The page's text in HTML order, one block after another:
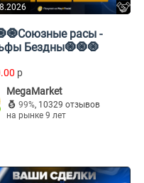
расы -
Бездны🧿🧿🧿
p
MegaMarket
99%, 10329 отзывов
на рынке 9 лет